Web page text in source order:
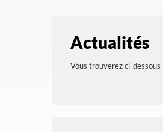
Actualités
Vous trouverez ci-